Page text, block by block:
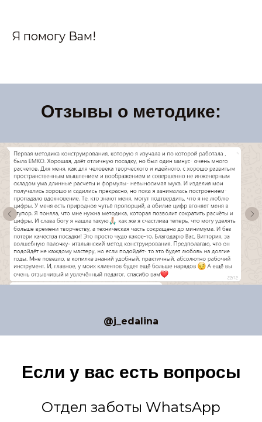
Я помогу Вам!
Отзывы о методике:
@j_edalina
Если у вас есть вопросы
Отдел заботы WhatsApp